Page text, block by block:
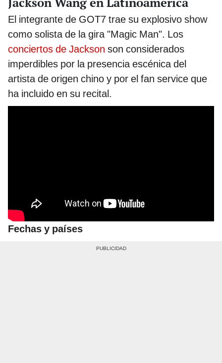
El integrante de GOT7 trae su explosivo show
como solista de la gira "Magic Man". Los
conciertos de Jackson son considerados
imperdibles por la presencia escénica del
artista de origen chino y por el fan service que
ha incluido en su recital.
Fechas y países